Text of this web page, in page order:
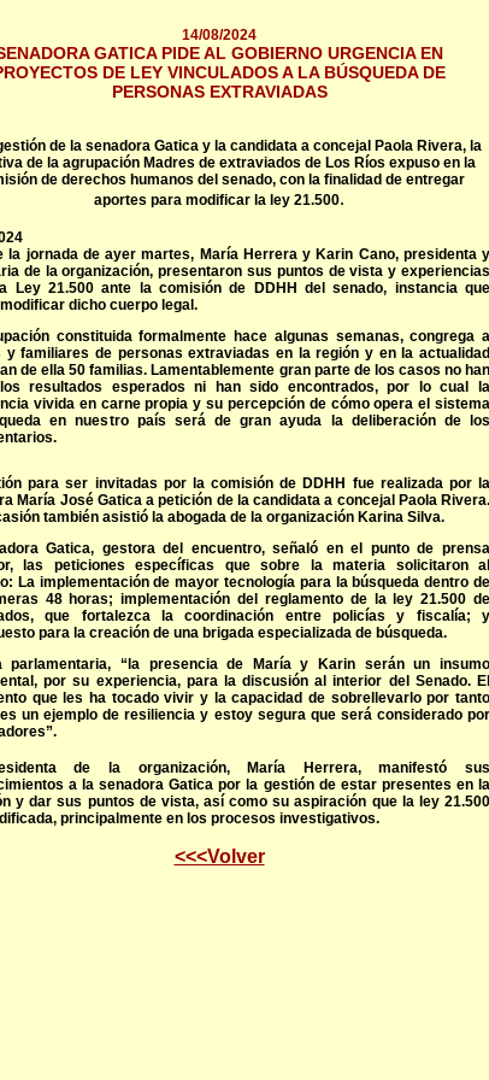
14/08/2024
GATICA PIDE AL GOBIERNO URGENCIA EN
DE LEY VINCULADOS A LA BÚSQUEDA DE
PERSONAS EXTRAVIADAS
de la senadora Gatica y la candidata a concejal Paola Rivera, la
de la agrupación Madres de extraviados de Los Ríos expuso en la
de derechos humanos del senado, con la finalidad de entregar
aportes para modificar la ley 21.500.
la jornada de ayer martes, María Herrera y Karin Cano, presidenta y
de la organización, presentaron sus puntos de vista y experiencias
Ley 21.500 ante la comisión de DDHH del senado, instancia que
dicho cuerpo legal.
constituida formalmente hace algunas semanas, congrega a
y familiares de personas extraviadas en la región y en la actualidad
de ella 50 familias. Lamentablemente gran parte de los casos no han
resultados esperados ni han sido encontrados, por lo cual la
vivida en carne propia y su percepción de cómo opera el sistema
en nuestro país será de gran ayuda la deliberación de los
para ser invitadas por la comisión de DDHH fue realizada por la
María José Gatica a petición de la candidata a concejal Paola Rivera.
también asistió la abogada de la organización Karina Silva.
Gatica, gestora del encuentro, señaló en el punto de prensa
las peticiones específicas que sobre la materia solicitaron al
La implementación de mayor tecnología para la búsqueda dentro de
48 horas; implementación del reglamento de la ley 21.500 de
que fortalezca la coordinación entre policías y fiscalía; y
para la creación de una brigada especializada de búsqueda.
parlamentaria, “la presencia de María y Karin serán un insumo
por su experiencia, para la discusión al interior del Senado. El
que les ha tocado vivir y la capacidad de sobrellevarlo por tanto
un ejemplo de resiliencia y estoy segura que será considerado por
de la organización, María Herrera, manifestó sus
a la senadora Gatica por la gestión de estar presentes en la
y dar sus puntos de vista, así como su aspiración que la ley 21.500
principalmente en los procesos investigativos.
<<<Volver